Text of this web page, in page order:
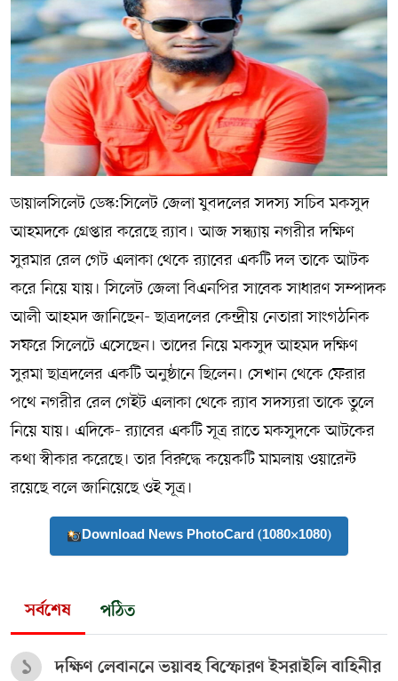
ডায়ালসিলেট ডেস্ক:সিলেট জেলা যুবদলের সদস্য সচিব মকসুদ
আহমদকে গ্রেপ্তার করেছে র‌্যাব। আজ সন্ধ্যায় নগরীর দক্ষিণ
সুরমার রেল গেট এলাকা থেকে র‌্যাবের একটি দল তাকে আটক
করে নিয়ে যায়। সিলেট জেলা বিএনপির সাবেক সাধারণ সম্পাদক
আলী আহমদ জানিছেন- ছাত্রদলের কেন্দ্রীয় নেতারা সাংগঠনিক
সফরে সিলেটে এসেছেন। তাদের নিয়ে মকসুদ আহমদ দক্ষিণ
সুরমা ছাত্রদলের একটি অনুষ্ঠানে ছিলেন। সেখান থেকে ফেরার
পথে নগরীর রেল গেইট এলাকা থেকে র‌্যাব সদস্যরা তাকে তুলে
নিয়ে যায়। এদিকে- র‌্যাবের একটি সূত্র রাতে মকসুদকে আটকের
কথা স্বীকার করেছে। তার বিরুদ্ধে কয়েকটি মামলায় ওয়ারেন্ট
রয়েছে বলে জানিয়েছে ওই সূত্র।
Download News PhotoCard (1080×1080)
সর্বশেষ পঠিত
১ দক্ষিণ লেবাননে ভয়াবহ বিস্ফোরণ ইসরাইলি বাহিনীর
সম্পাদকীয় কলাম
ABOUT US
DIAL SYLHET